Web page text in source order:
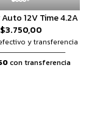
12V Time 4.2A
$3.750,00
y transferencia
con transferencia